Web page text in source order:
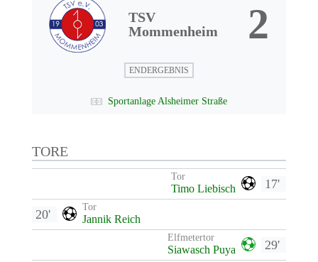
TSV
Mommenheim
2
ENDERGEBNIS
Sportanlage Alsheimer Straße
TORE
17'
Tor
Timo Liebisch
Tor
Jannik Reich
20'
29'
Elfmetertor
Siawasch Puya